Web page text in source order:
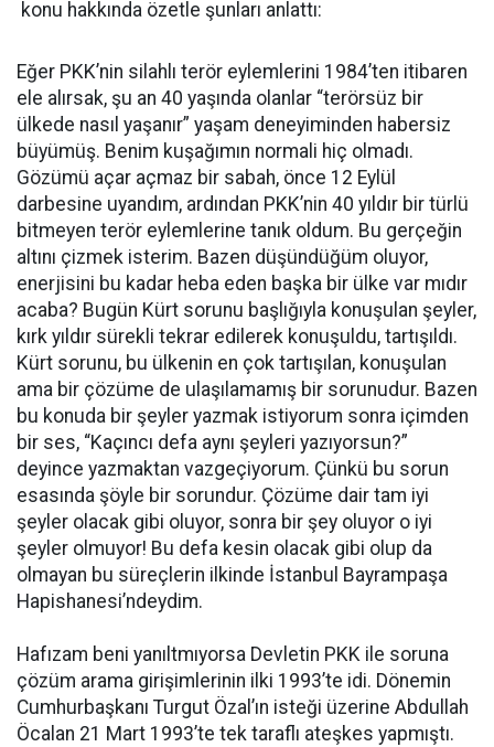
konu hakkında özetle şunları anlattı:
Eğer PKK’nin silahlı terör eylemlerini 1984’ten itibaren
ele alırsak, şu an 40 yaşında olanlar “terörsüz bir
ülkede nasıl yaşanır” yaşam deneyiminden habersiz
büyümüş. Benim kuşağımın normali hiç olmadı.
Gözümü açar açmaz bir sabah, önce 12 Eylül
darbesine uyandım, ardından PKK’nin 40 yıldır bir türlü
bitmeyen terör eylemlerine tanık oldum. Bu gerçeğin
altını çizmek isterim. Bazen düşündüğüm oluyor,
enerjisini bu kadar heba eden başka bir ülke var mıdır
acaba? Bugün Kürt sorunu başlığıyla konuşulan şeyler,
kırk yıldır sürekli tekrar edilerek konuşuldu, tartışıldı.
Kürt sorunu, bu ülkenin en çok tartışılan, konuşulan
ama bir çözüme de ulaşılamamış bir sorunudur. Bazen
bu konuda bir şeyler yazmak istiyorum sonra içimden
bir ses, “Kaçıncı defa aynı şeyleri yazıyorsun?”
deyince yazmaktan vazgeçiyorum. Çünkü bu sorun
esasında şöyle bir sorundur. Çözüme dair tam iyi
şeyler olacak gibi oluyor, sonra bir şey oluyor o iyi
şeyler olmuyor! Bu defa kesin olacak gibi olup da
olmayan bu süreçlerin ilkinde İstanbul Bayrampaşa
Hapishanesi’ndeydim.
Hafızam beni yanıltmıyorsa Devletin PKK ile soruna
çözüm arama girişimlerinin ilki 1993’te idi. Dönemin
Cumhurbaşkanı Turgut Özal’ın isteği üzerine Abdullah
Öcalan 21 Mart 1993’te tek taraflı ateşkes yapmıştı.